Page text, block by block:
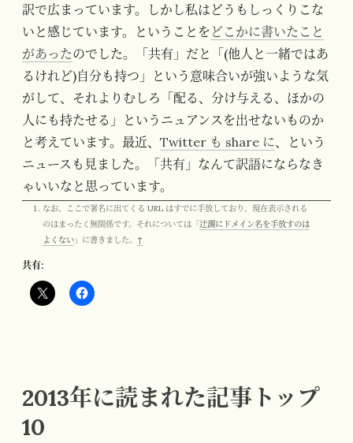
訳で広まっています。しかし私はどうもしっくりこな
いと感じています。ということを どこかに書いたこと
があったのでした。「共有」だと「(他人と一緒ではあ
るけれど)自分も持つ」という意味合いが強いような気
がして、それよりむしろ「配る、分け与える、ほかの
人にも持たせる」というニュアンスを出せないものか
と考えています。最近、 Twitter も share に、という
ニュースも見ました。「共有」なんて訳語にならなき
ゃいいなと思っています。
なお、ここで署名に出てくる URL はすでに手放しており、現在表示される
のはまったく無関係です。それについては「迂濶にドメイン名を手放すのは
よくない 」に書きました。 ↑
共有:
2013年に読まれた記事トップ
10